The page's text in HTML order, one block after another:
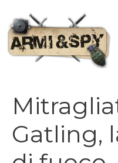
contenuto
Gatling,